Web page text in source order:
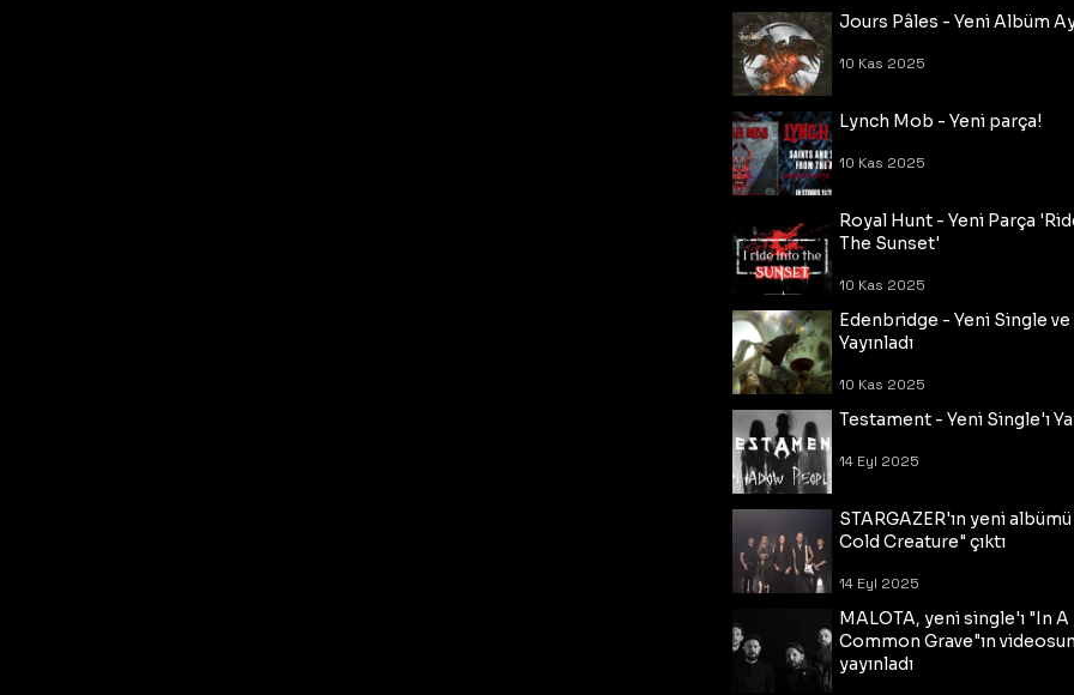
Jours Pâles - Yeni Albüm
10 Kas 2025
Lynch Mob - Yeni parça!
10 Kas 2025
Royal Hunt - Yeni Parça
The Sunset'
10 Kas 2025
Edenbridge - Yeni Single
Yayınladı
10 Kas 2025
Testament - Yeni Single'ı
14 Eyl 2025
STARGAZER'ın yeni
Cold Creature" çıktı
14 Eyl 2025
MALOTA, yeni single'ı "In A
Common Grave"ın
yayınladı